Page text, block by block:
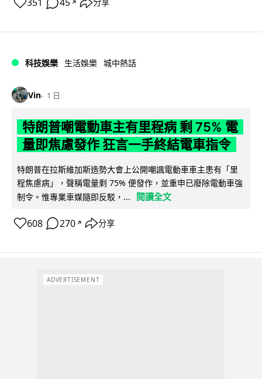
351 45 ↗ 分享
科技娛樂 生活娛樂 城中熱話
Vin 1 日
特朗普嘲電動車主有里程病 剩 75% 電
量即焦慮發作 狂言一手終結電車指令
特朗普在拉斯維加斯造勢大會上公開嘲諷電動車車主患有「里
程焦慮病」，聲稱電量剩 75% 便發作，並重申已廢除電動車強
制令。惟專業車媒隨即反駁，...
閱讀全文
608 270 ↗ 分享
ADVERTISEMENT